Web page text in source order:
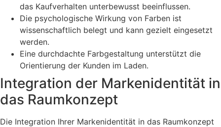
das Kaufverhalten unterbewusst beeinflussen.
Die psychologische Wirkung von Farben ist
wissenschaftlich belegt und kann gezielt eingesetzt
werden.
Eine durchdachte Farbgestaltung unterstützt die
Orientierung der Kunden im Laden.
Integration der Markenidentität in
das Raumkonzept
Die Integration Ihrer Markenidentität in das Raumkonzept